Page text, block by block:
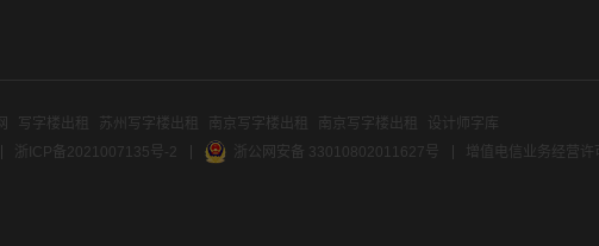
写字楼出租 苏州写字楼出租 南京写字楼出租 南京写字楼出租
设计师字库
浙ICP备2021007135号-2 浙公网安备 33010802011627号 增值电信业务经营